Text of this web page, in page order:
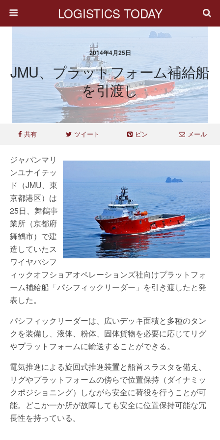
LOGISTICS TODAY
2014年4月25日
JMU、プラットフォーム補給船
を引渡し
共有 ツイート ピン メール
ジャパンマリ
ンユナイテッ
ド（JMU、東
京都港区）は
25日、舞鶴事
業所（京都府
舞鶴市）で建
造していたス
ワイヤパシフ
ィックオフショアオペレーションズ社向けプラットフォ
ーム補給船「パシフィックリーダー」を引き渡したと発
表した。
パシフィックリーダーは、広いデッキ面積と多種のタン
クを装備し、液体、粉体、固体貨物を必要に応じてリグ
やプラットフォームに輸送することができる。
電気推進による旋回式推進装置と船首スラスタを備え、
リグやプラットフォームの傍らで位置保持（ダイナミッ
クポジショニング）しながら安全に荷役を行うことが可
能。どこか一か所が故障しても安全に位置保持可能な冗
長性を持っている。